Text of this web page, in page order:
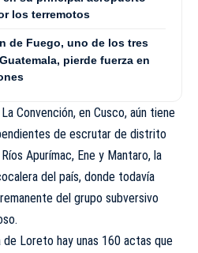
los terremotos
de Fuego, uno de los tres
pierde fuerza en
Convención, en Cusco, aún tiene
de escrutar de distrito
Apurímac, Ene y Mantaro, la
del país, donde todavía
del grupo subversivo
de Loreto hay unas 160 actas que